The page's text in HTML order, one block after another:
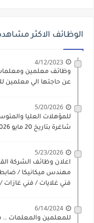
الوظائف الاكثر
4/12/2023
وظائف معلمين
عن حاجتها الي معلمين
5/20/2026
للمؤهلات العليا
شاغرة بتاريخ 20 مايو 2026
5/23/2026
اعلان وظائف الشركة
مهندس ميكانيكا / ضابط
فني غلايات / فني
6/14/2024
للمعلمين والمعلمات ..